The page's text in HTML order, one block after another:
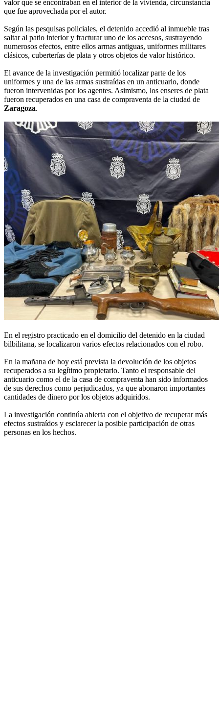
valor que se encontraban en el interior de la vivienda, circunstancia
que fue aprovechada por el autor.
Según las pesquisas policiales, el detenido accedió al inmueble tras
saltar al patio interior y fracturar uno de los accesos, sustrayendo
numerosos efectos, entre ellos armas antiguas, uniformes militares
clásicos, cuberterías de plata y otros objetos de valor histórico.
El avance de la investigación permitió localizar parte de los
uniformes y una de las armas sustraídas en un anticuario, donde
fueron intervenidas por los agentes. Asimismo, los enseres de plata
fueron recuperados en una casa de compraventa de la ciudad de
Zaragoza.
En el registro practicado en el domicilio del detenido en la ciudad
bilbilitana, se localizaron varios efectos relacionados con el robo.
En la mañana de hoy está prevista la devolución de los objetos
recuperados a su legítimo propietario. Tanto el responsable del
anticuario como el de la casa de compraventa han sido informados
de sus derechos como perjudicados, ya que abonaron importantes
cantidades de dinero por los objetos adquiridos.
La investigación continúa abierta con el objetivo de recuperar más
efectos sustraídos y esclarecer la posible participación de otras
personas en los hechos.